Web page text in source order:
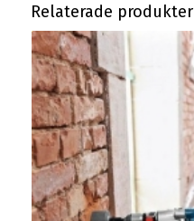
Relaterade produkter